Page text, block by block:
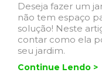
Deseja fazer um
não tem espaço
solução! Neste
contar como ela
seu jardim.
Continue Lendo >